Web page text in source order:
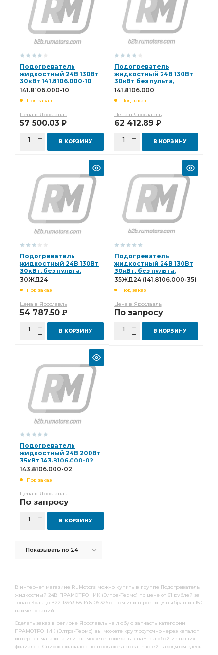
Воздушный отопитель топливный бак
отопитель топливный отопитель топливный бак
топливный бак
Подогреватель
жидкостный 24В 130Вт
30кВт 141.8106.000-10
141.8106.000-10
Под заказ
Цена в Ярославль
57 500.03 Р
В КОРЗИНУ
Подогреватель
жидкостный 24В 130Вт
30кВт без пульта,
электронасоса и жгута
"Прамотроник"
141.8106.000
Под заказ
Цена в Ярославль
62 412.89 Р
В КОРЗИНУ
Подогреватель
жидкостный 24В 130Вт
30кВт, без пульта,
электронасоса и жгута
30ЖД24
Под заказ
Цена в Ярославль
54 787.50 Р
В КОРЗИНУ
Подогреватель
жидкостный 24В 130Вт
30кВт, без пульта,
электронасоса и жгута
(141.8106.000-35)
35ЖД24 (141.8106.000-35)
Под заказ
Цена в Ярославль
По запросу
В КОРЗИНУ
Подогреватель
жидкостный 24В 200Вт
35кВт 143.8106.000-02
143.8106.000-02
Под заказ
Цена в Ярославль
По запросу
В КОРЗИНУ
Показывать по 24
В интернет магазине RuMotors можно купить в группе Подогреватель
жидкостный 24В ПРАМОТРОНИК (Элтра-Термо) по цене от 61 рублей за
товар Кольцо В22 13943-68 14.8106.326 оптом или в розницу выбрав из 150
наименований.
Сделать заказ в регионе Ярославль на любую запчасть категории
ПРАМОТРОНИК (Элтра-Термо) вы можете круглосуточно через каталог
интернет магазина или вы можете приехать к нам в любой из наших
филиалов. Список филиалов по продаже автозапчастей находятся здесь.